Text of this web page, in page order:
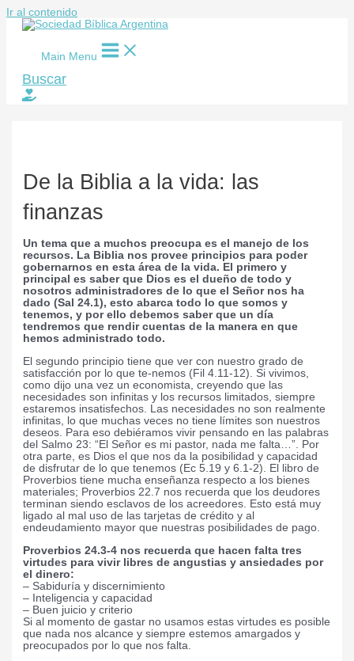
Ir al contenido
Main Menu
Buscar
De la Biblia a la vida: las
finanzas
Un tema que a muchos preocupa es el manejo de los
recursos. La Biblia nos provee principios para poder
gobernarnos en esta área de la vida. El primero y
principal es saber que Dios es el dueño de todo y
nosotros administradores de lo que el Señor nos ha
dado (Sal 24.1), esto abarca todo lo que somos y
tenemos, y por ello debemos saber que un día
tendremos que rendir cuentas de la manera en que
hemos administrado todo.
El segundo principio tiene que ver con nuestro grado de
satisfacción por lo que te-nemos (Fil 4.11-12). Si vivimos,
como dijo una vez un economista, creyendo que las
necesidades son infinitas y los recursos limitados, siempre
estaremos insatisfechos. Las necesidades no son realmente
infinitas, lo que muchas veces no tiene límites son nuestros
deseos. Para eso debiéramos vivir pensando en las palabras
del Salmo 23: “El Señor es mi pastor, nada me falta…”. Por
otra parte, es Dios el que nos da la posibilidad y capacidad
de disfrutar de lo que tenemos (Ec 5.19 y 6.1-2). El libro de
Proverbios tiene mucha enseñanza respecto a los bienes
materiales; Proverbios 22.7 nos recuerda que los deudores
terminan siendo esclavos de los acreedores. Esto está muy
ligado al mal uso de las tarjetas de crédito y al
endeudamiento mayor que nuestras posibilidades de pago.
Proverbios 24.3-4 nos recuerda que hacen falta tres
virtudes para vivir libres de angustias y ansiedades por
el dinero:
– Sabiduría y discernimiento
– Inteligencia y capacidad
– Buen juicio y criterio
Si al momento de gastar no usamos estas virtudes es posible
que nada nos alcance y siempre estemos amargados y
preocupados por lo que nos falta.